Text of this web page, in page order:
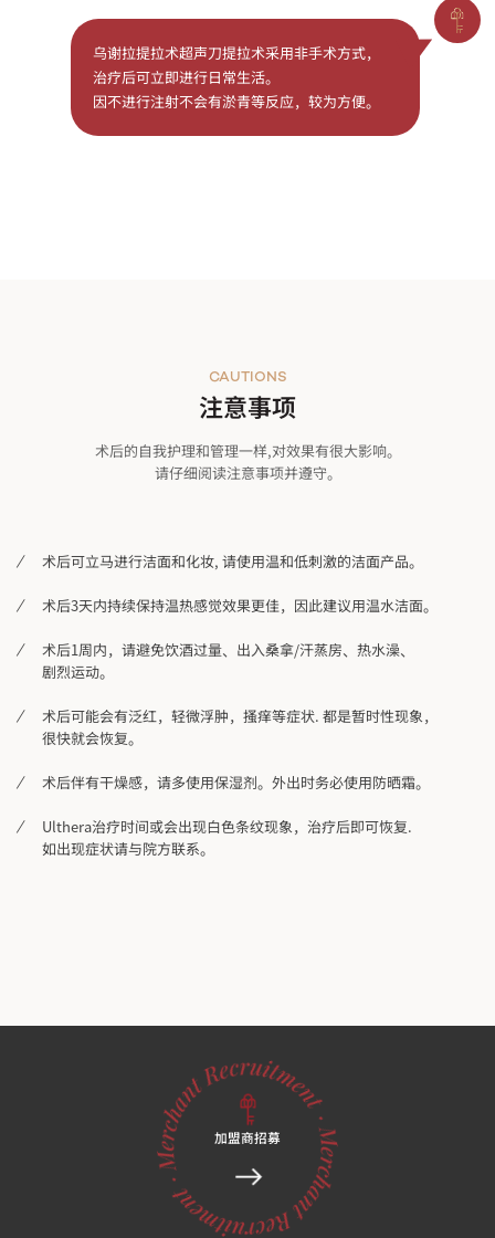
乌谢拉提拉术超声刀提拉术采用非手术方式，
治疗后可立即进行日常生活。
因不进行注射不会有淤青等反应，较为方便。
注意事项
CAUTIONS
术后的自我护理和管理一样,对效果有很大影响。
请仔细阅读注意事项并遵守。
术后可立马进行洁面和化妆, 请使用温和低刺激的洁面产品。
术后3天内持续保持温热感觉效果更佳，因此建议用温水洁面。
术后1周内，请避免饮酒过量、出入桑拿/汗蒸房、热水澡、
剧烈运动。
术后可能会有泛红，轻微浮肿，搔痒等症状. 都是暂时性现象，
很快就会恢复。
术后伴有干燥感，请多使用保湿剂。外出时务必使用防晒霜。
Ulthera治疗时间或会出现白色条纹现象，治疗后即可恢复.
如出现症状请与院方联系。
加盟商招募